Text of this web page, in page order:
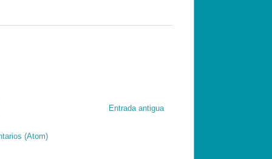
Entrada antigua
(Atom)